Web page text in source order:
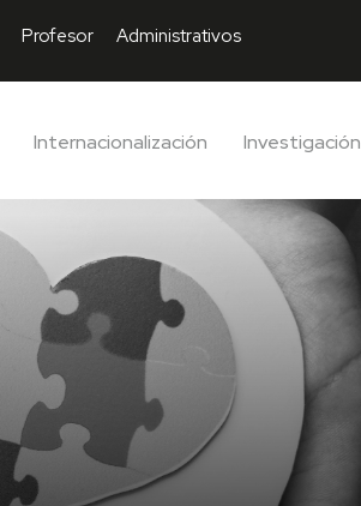
Profesor Administrativos
Internacionalización Investigación